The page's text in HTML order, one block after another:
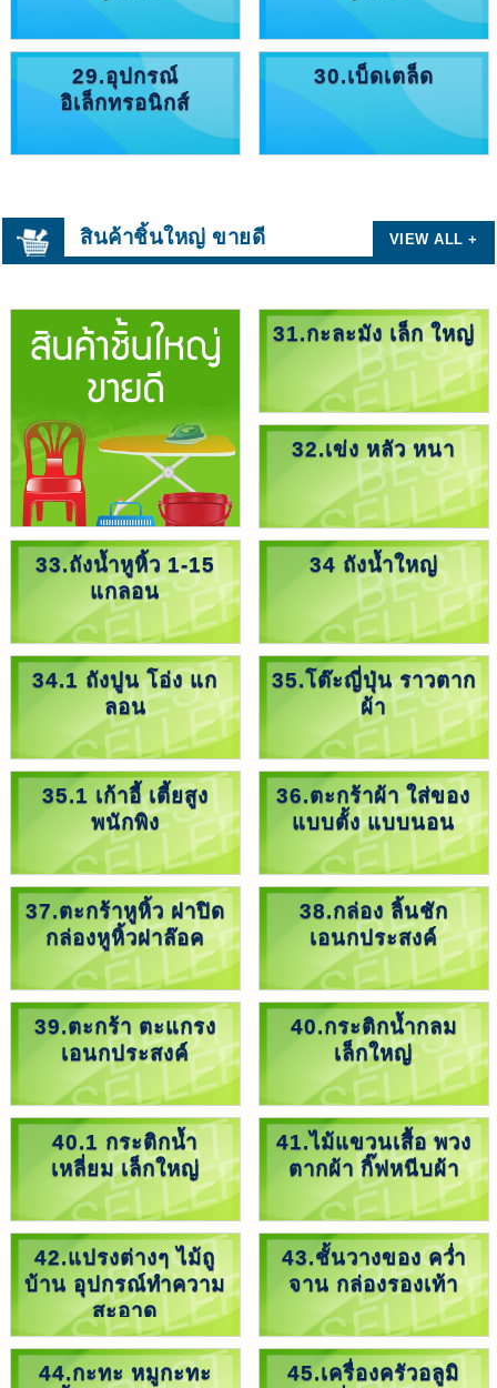
29.อุปกรณ์
อิเล็กทรอนิกส์
30.เบ็ดเตล็ด
สินค้าชิ้นใหญ่ ขายดี VIEW ALL +
31.กะละมัง เล็ก ใหญ่
32.เข่ง หลัว หนา
33.ถังน้ำหูหิ้ว 1-15
แกลอน
34 ถังน้ำใหญ่
34.1 ถังปูน โอ่ง แก
ลอน
35.โต๊ะญี่ปุ่น ราวตาก
ผ้า
35.1 เก้าอี้ เตี้ยสูง
พนักพิง
36.ตะกร้าผ้า ใส่ของ
แบบตั้ง แบบนอน
37.ตะกร้าหูหิ้ว ฝาปิด
กล่องหูหิ้วฝาล๊อค
38.กล่อง ลิ้นชัก
เอนกประสงค์
39.ตะกร้า ตะแกรง
เอนกประสงค์
40.กระติกน้ำกลม
เล็กใหญ่
40.1 กระติกน้ำ
เหลี่ยม เล็กใหญ่
41.ไม้แขวนเสื้อ พวง
ตากผ้า กิ๊ฟหนีบผ้า
42.แปรงต่างๆ ไม้ถู
บ้าน อุปกรณ์ทำความ
สะอาด
43.ชั้นวางของ คว่ำ
จาน กล่องรองเท้า
44.กะทะ หมูกะทะ
45.เครื่องครัวอลูมิ